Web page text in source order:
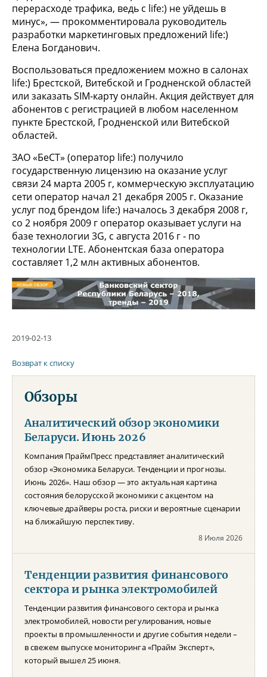
перерасходе трафика, ведь с life:) не уйдешь в
минус», — прокомментировала руководитель
разработки маркетинговых предложений life:)
Елена Богданович.
Воспользоваться предложением можно в салонах
life:) Брестской, Витебской и Гродненской областей
или заказать SIM-карту онлайн. Акция действует для
абонентов с регистрацией в любом населенном
пункте Брестской, Гродненской или Витебской
областей.
ЗАО «БеСТ» (оператор life:) получило
государственную лицензию на оказание услуг
связи 24 марта 2005 г, коммерческую эксплуатацию
сети оператор начал 21 декабря 2005 г. Оказание
услуг под брендом life:) началось 3 декабря 2008 г,
со 2 ноября 2009 г оператор оказывает услуги на
базе технологии 3G, с августа 2016 г - по
технологии LTE. Абонентская база оператора
составляет 1,2 млн активных абонентов.
2019-02-13
Возврат к списку
Обзоры
Аналитический обзор экономики
Беларуси. Июнь 2026
Компания ПраймПресс представляет аналитический
обзор «Экономика Беларуси. Тенденции и прогнозы.
Июнь 2026». Наш обзор — это актуальная картина
состояния белорусской экономики с акцентом на
ключевые драйверы роста, риски и вероятные сценарии
на ближайшую перспективу.
8 Июля 2026
Тенденции развития финансового
сектора и рынка электромобилей
Тенденции развития финансового сектора и рынка
электромобилей, новости регулирования, новые
проекты в промышленности и другие события недели –
в свежем выпуске мониторинга «Прайм Эксперт»,
который вышел 25 июня.